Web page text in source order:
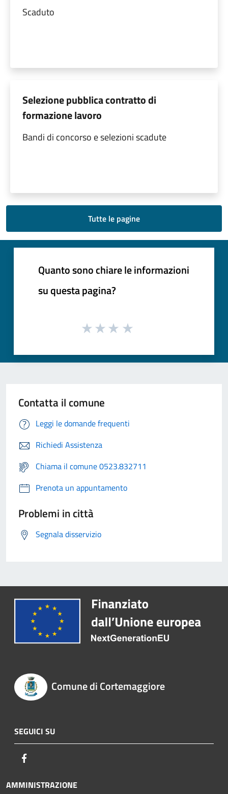
Scaduto
Selezione pubblica contratto di
formazione lavoro
Bandi di concorso e selezioni scadute
Tutte le pagine
Quanto sono chiare le informazioni
su questa pagina?
Contatta il comune
Leggi le domande frequenti
Richiedi Assistenza
Chiama il comune 0523.832711
Prenota un appuntamento
Problemi in città
Segnala disservizio
Comune di Cortemaggiore
SEGUICI SU
AMMINISTRAZIONE